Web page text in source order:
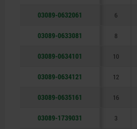
03089-0632061 6
03089-0633081 8
03089-0634101 10
03089-0634121 12
03089-0635161 16
03089-1739031 3